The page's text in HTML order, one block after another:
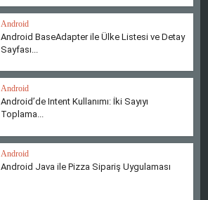
Android
Android BaseAdapter ile Ülke Listesi ve Detay
Sayfası...
Android
Android’de Intent Kullanımı: İki Sayıyı
Toplama...
Android
Android Java ile Pizza Sipariş Uygulaması